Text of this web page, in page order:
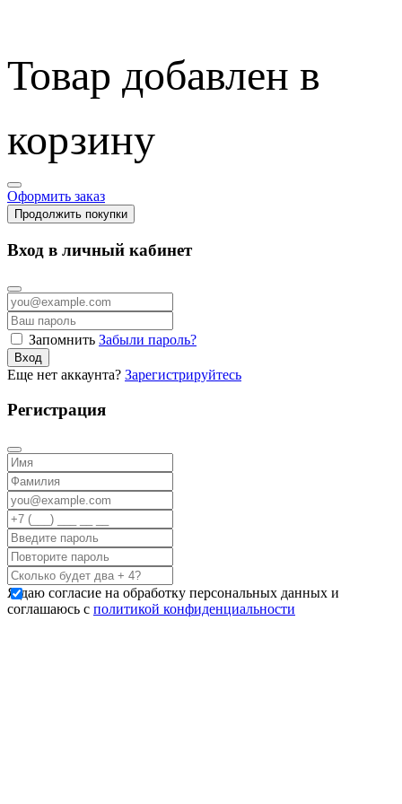
Товар добавлен в
корзину
Оформить заказ
Продолжить покупки
Вход в личный кабинет
Запомнить Забыли пароль?
Вход
Еще нет аккаунта? Зарегистрируйтесь
Регистрация
Я даю согласие на обработку персональных данных и
соглашаюсь с политикой конфиденциальности